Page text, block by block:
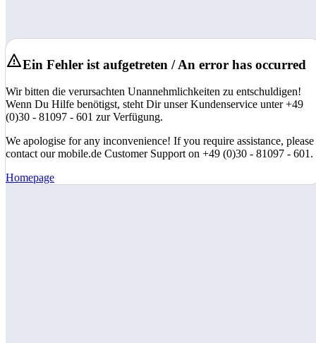
Ein Fehler ist aufgetreten / An error has occurred
Wir bitten die verursachten Unannehmlichkeiten zu entschuldigen!
Wenn Du Hilfe benötigst, steht Dir unser Kundenservice unter +49
(0)30 - 81097 - 601 zur Verfügung.
We apologise for any inconvenience! If you require assistance, please
contact our mobile.de Customer Support on +49 (0)30 - 81097 - 601.
Homepage